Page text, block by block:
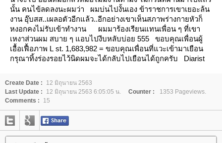
นั้น คนไข้ลดลงนะผมว่า
ผมบ่นไปงั้นเอง ข้าราชการเขาเยอะล้น
งาน อุ๊บสส..เผลอตัวอีกแล้ว..อีกอย่างเขาเห็นสภาพร่างกายหัวก็
หงอกคงไม่รับเข้าทำงาน
ผมมาร้องเรียนแทนเพื่อน ๆ ที่เขา
เหงาส่วนผม สบาย ๆ แอบไปงีบหลับบ่อย 555
ขอบคุณเพื่อนผู้
เอื้อเฟื้อภาพ L st. 1,683,982 = ขอบคุณเพื่อนที่แวะเข้ามาเยือน
กรุณาทิ้งร่องรอยไว้นิดผมจะได้กลับไปเยือนได้ถูกครับ
Diarist
Create Date :
12 มิถุนายน 2563
Last Update :
12 มิถุนายน 2563 6:05:05 น. Counter :
1353 Pageviews.
Comments :
15